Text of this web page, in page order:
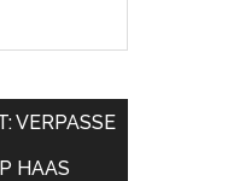
VERPASSE
HAAS